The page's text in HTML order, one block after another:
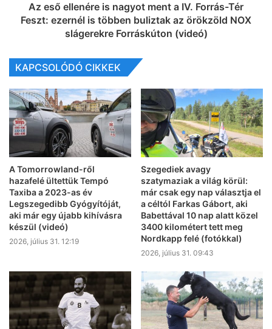
Az eső ellenére is nagyot ment a IV. Forrás-Tér
Feszt: ezernél is többen buliztak az örökzöld NOX
slágerekre Forráskúton (videó)
KAPCSOLÓDÓ CIKKEK
A Tomorrowland-ről
hazafelé ültettük Tempó
Taxiba a 2023-as év
Legszegedibb Gyógyítóját,
aki már egy újabb kihívásra
készül (videó)
2026, július 31. 12:19
Szegediek avagy
szatymaziak a világ körül:
már csak egy nap választja el
a céltól Farkas Gábort, aki
Babettával 10 nap alatt közel
3400 kilométert tett meg
Nordkapp felé (fotókkal)
2026, július 31. 09:43